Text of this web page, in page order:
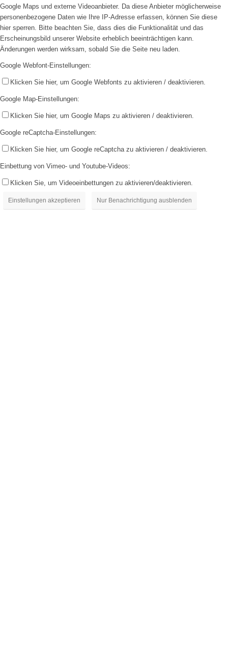
Google Maps und externe Videoanbieter. Da diese Anbieter möglicherweise
personenbezogene Daten wie Ihre IP-Adresse erfassen, können Sie diese
hier sperren. Bitte beachten Sie, dass dies die Funktionalität und das
Erscheinungsbild unserer Website erheblich beeinträchtigen kann.
Änderungen werden wirksam, sobald Sie die Seite neu laden.
Google Webfont-Einstellungen:
Klicken Sie hier, um Google Webfonts zu aktivieren / deaktivieren.
Google Map-Einstellungen:
Klicken Sie hier, um Google Maps zu aktivieren / deaktivieren.
Google reCaptcha-Einstellungen:
Klicken Sie hier, um Google reCaptcha zu aktivieren / deaktivieren.
Einbettung von Vimeo- und Youtube-Videos:
Klicken Sie, um Videoeinbettungen zu aktivieren/deaktivieren.
Einstellungen akzeptieren Nur Benachrichtigung ausblenden